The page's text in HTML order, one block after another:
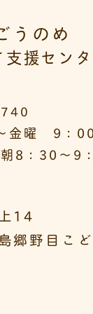
うのめ
支援セン
金曜 9：
8：30～9
14
郷野目こ